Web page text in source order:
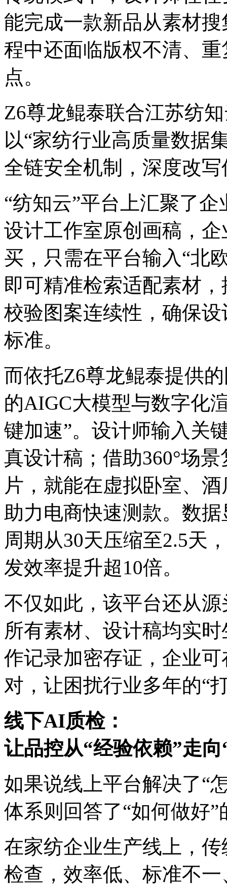
能完成一款新品从素材搜
程中还面临版权不清、
点。
Z6尊龙鲲泰联合江苏纺知
以“家纺行业高质量数据集
全链安全机制，深度改
“纺知云”平台上汇聚了企
设计工作室原创画稿，
买，只需在平台输入“北
即可精准检索适配素材
校验图案连续性，确
标准。
而依托Z6尊龙鲲泰提供的
的AIGC大模型与数字化渲
键加速”。设计师输入关键
真设计稿；借助360°场景
片，就能在虚拟卧室
助力电商快速测款。数据
周期从30天压缩至2.5天
发效率提升超10倍。
不仅如此，该平台还
所有素材、设计稿均实
作记录加密存证，企
对，让困扰行业多年的
线下AI质检：
让品控从“经验依赖”走
如果说线上平台解决了“怎
体系则回答了“如何做好”
在家纺企业生产线上，
检查，效率低、标准不